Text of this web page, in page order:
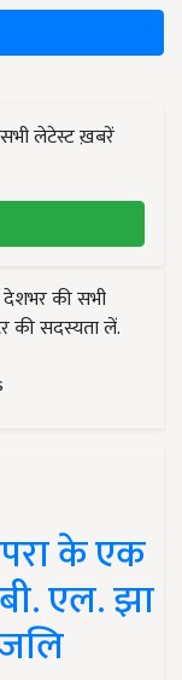
लेटेस्ट ख़बरें
की सभी
की सदस्यता लें.
के एक
एल. झा